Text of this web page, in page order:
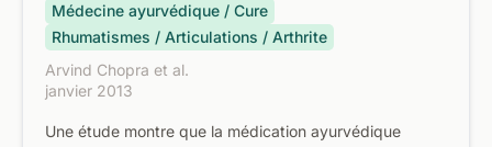
Médecine ayurvédique / Cure
Rhumatismes / Articulations / Arthrite
Arvind Chopra et al.
janvier 2013
Une étude montre que la médication ayurvédique